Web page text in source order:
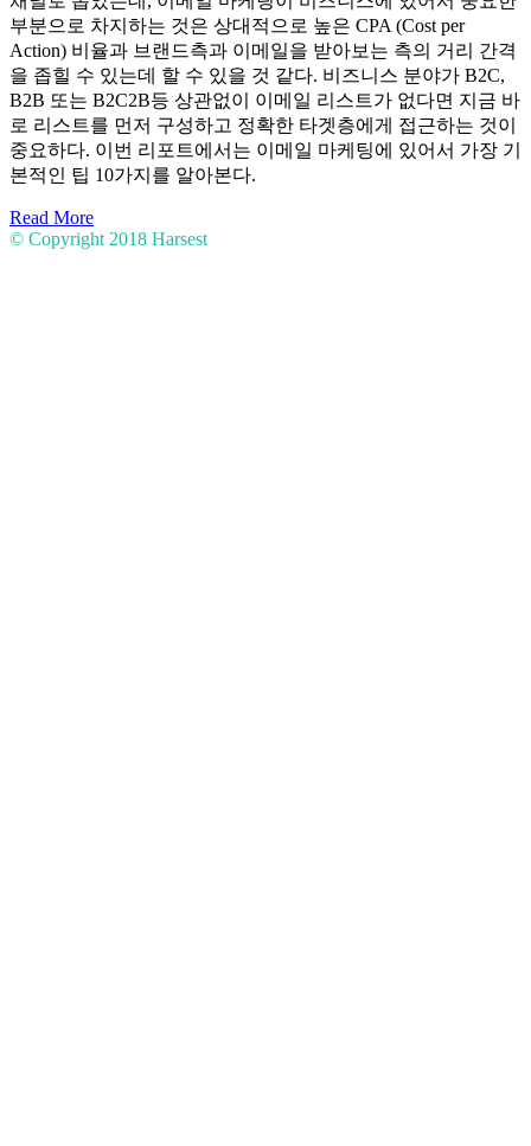
부분으로 차지하는 것은 상대적으로 높은 CPA (Cost per
Action) 비율과 브랜드측과 이메일을 받아보는 측의 거리 간격
을 좁힐 수 있는데 할 수 있을 것 같다. 비즈니스 분야가 B2C,
B2B 또는 B2C2B등 상관없이 이메일 리스트가 없다면 지금 바
로 리스트를 먼저 구성하고 정확한 타겟층에게 접근하는 것이
중요하다. 이번 리포트에서는 이메일 마케팅에 있어서 가장 기
본적인 팁 10가지를 알아본다.
Read More
© Copyright 2018 Harsest